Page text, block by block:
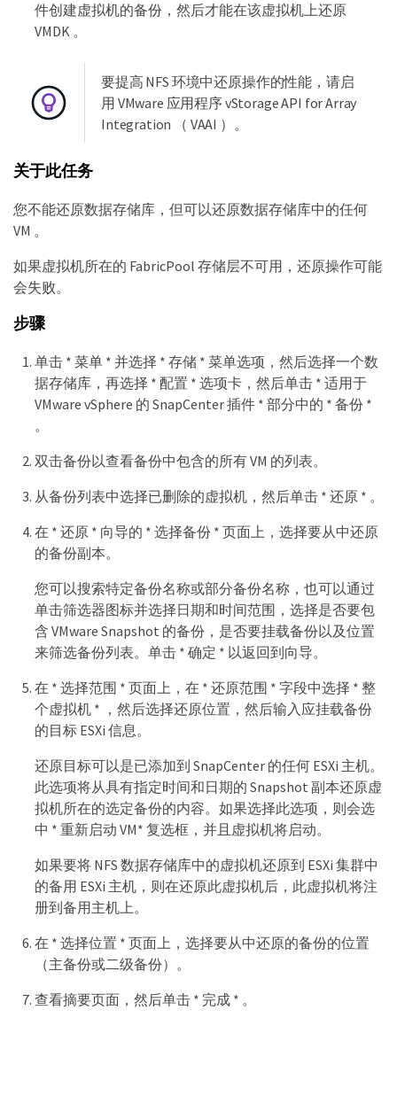
件创建虚拟机的备份，然后才能在该虚拟机上还原
VMDK 。
要提高 NFS 环境中还原操作的性能，请启
用 VMware 应用程序 vStorage API for Array
Integration （ VAAI ）。
关于此任务
您不能还原数据存储库，但可以还原数据存储库中的任何
VM 。
如果虚拟机所在的 FabricPool 存储层不可用，还原操作可能
会失败。
步骤
单击 * 菜单 * 并选择 * 存储 * 菜单选项，然后选择一个数
据存储库，再选择 * 配置 * 选项卡，然后单击 * 适用于
VMware vSphere 的 SnapCenter 插件 * 部分中的 * 备份 *
。
双击备份以查看备份中包含的所有 VM 的列表。
从备份列表中选择已删除的虚拟机，然后单击 * 还原 * 。
在 * 还原 * 向导的 * 选择备份 * 页面上，选择要从中还原
的备份副本。
您可以搜索特定备份名称或部分备份名称，也可以通过
单击筛选器图标并选择日期和时间范围，选择是否要包
含 VMware Snapshot 的备份，是否要挂载备份以及位置
来筛选备份列表。单击 * 确定 * 以返回到向导。
在 * 选择范围 * 页面上，在 * 还原范围 * 字段中选择 * 整
个虚拟机 * ，然后选择还原位置，然后输入应挂载备份
的目标 ESXi 信息。
还原目标可以是已添加到 SnapCenter 的任何 ESXi 主机。
此选项将从具有指定时间和日期的 Snapshot 副本还原虚
拟机所在的选定备份的内容。如果选择此选项，则会选
中 * 重新启动 VM* 复选框，并且虚拟机将启动。
如果要将 NFS 数据存储库中的虚拟机还原到 ESXi 集群中
的备用 ESXi 主机，则在还原此虚拟机后，此虚拟机将注
册到备用主机上。
在 * 选择位置 * 页面上，选择要从中还原的备份的位置
（主备份或二级备份）。
查看摘要页面，然后单击 * 完成 * 。